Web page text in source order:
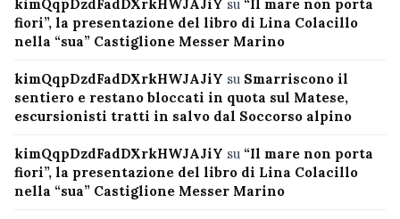
kimQqpDzdFadDXrkHWJAJiY su “Il mare non porta
fiori”, la presentazione del libro di Lina Colacillo
nella “sua” Castiglione Messer Marino
kimQqpDzdFadDXrkHWJAJiY su Smarriscono il
sentiero e restano bloccati in quota sul Matese,
escursionisti tratti in salvo dal Soccorso alpino
kimQqpDzdFadDXrkHWJAJiY su “Il mare non porta
fiori”, la presentazione del libro di Lina Colacillo
nella “sua” Castiglione Messer Marino